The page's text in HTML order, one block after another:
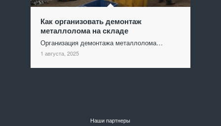
Как организовать демонтаж
металлолома на складе
Организация демонтажа металлолома…
1 августа, 2025
Наши партнеры